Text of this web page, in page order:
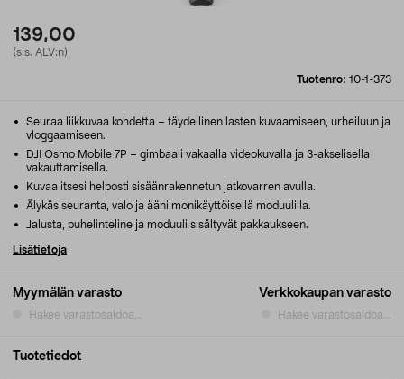
139,00
(sis. ALV:n)
Tuotenro: 10-1-373
Myymälän varasto
Hakee varastosaldoa...
Verkkokaupan varasto
Hakee varastosaldoa...
Seuraa liikkuvaa kohdetta – täydellinen lasten kuvaamiseen, urheiluun ja
vloggaamiseen.
DJI Osmo Mobile 7P – gimbaali vakaalla videokuvalla ja 3-akselisella
vakauttamisella.
Kuvaa itsesi helposti sisäänrakennetun jatkovarren avulla.
Älykäs seuranta, valo ja ääni monikäyttöisellä moduulilla.
Jalusta, puhelinteline ja moduuli sisältyvät pakkaukseen.
Lisätietoja
Tuotetiedot